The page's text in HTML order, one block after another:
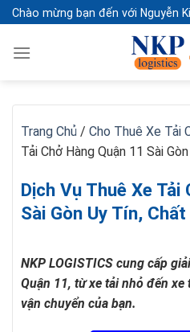
Skip
to
content
Chào mừng bạn đến với Nguyễn
Trang Chủ / Cho Thuê Xe Tải
Tải Chở Hàng Quận 11 Sài
Dịch Vụ Thuê Xe Tải
Sài Gòn Uy Tín,
NKP LOGISTICS cung cấp
Quận 11, từ xe tải nhỏ đến
vận chuyển của bạn.